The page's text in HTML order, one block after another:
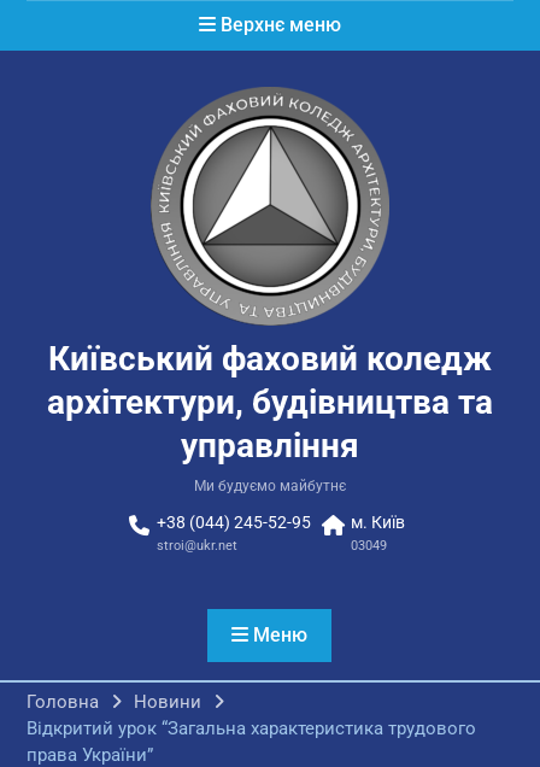
Верхнє меню
Київський фаховий коледж
архітектури, будівництва та
управління
Ми будуємо майбутнє
+38 (044) 245-52-95
stroi@ukr.net
м. Київ
03049
Меню
Головна
Новини
Відкритий урок “Загальна характеристика трудового
права України”